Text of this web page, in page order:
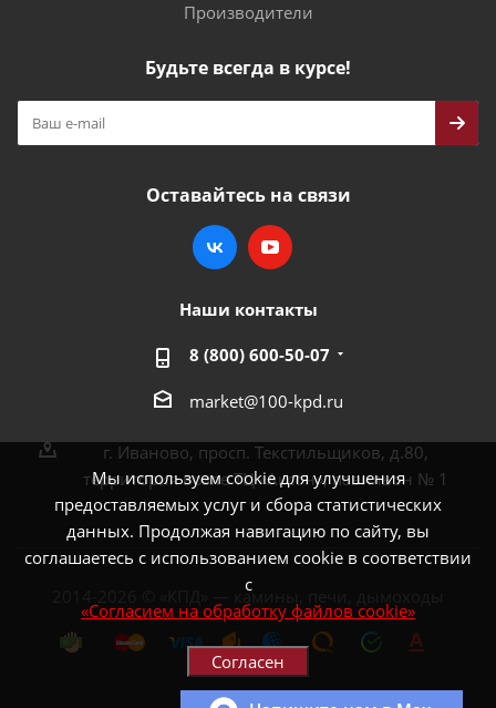
Мы используем cookie для улучшения
предоставляемых услуг и сбора статистических
данных. Продолжая навигацию по сайту, вы
соглашаетесь с использованием cookie в соответствии
с
«Согласием на обработку файлов cookie»
Согласен
Производители
Будьте всегда в курсе!
Оставайтесь на связи
Наши контакты
8 (800) 600-50-07
market@100-kpd.ru
г. Иваново, просп. Текстильщиков, д.80,
территория возле ТЦ «Аксон», павильон № 1
2014-2026 © «КПД» — камины, печи, дымоходы